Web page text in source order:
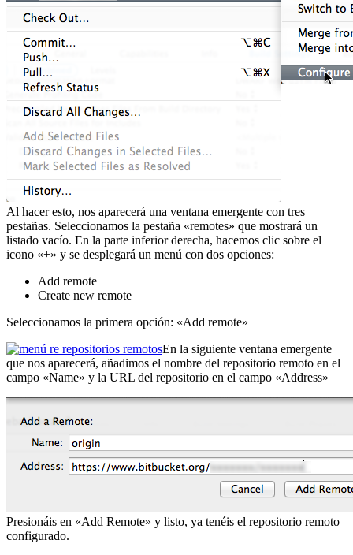
Al hacer esto, nos aparecerá una ventana emergente con tres
pestañas. Seleccionamos la pestaña «remotes» que mostrará un
listado vacío. En la parte inferior derecha, hacemos clic sobre el
icono «+» y se desplegará un menú con dos opciones:
Add remote
Create new remote
Seleccionamos la primera opción: «Add remote»
En la siguiente ventana emergente
que nos aparecerá, añadimos el nombre del repositorio remoto en el
campo «Name» y la URL del repositorio en el campo «Address»
Presionáis en «Add Remote» y listo, ya tenéis el repositorio remoto
configurado.